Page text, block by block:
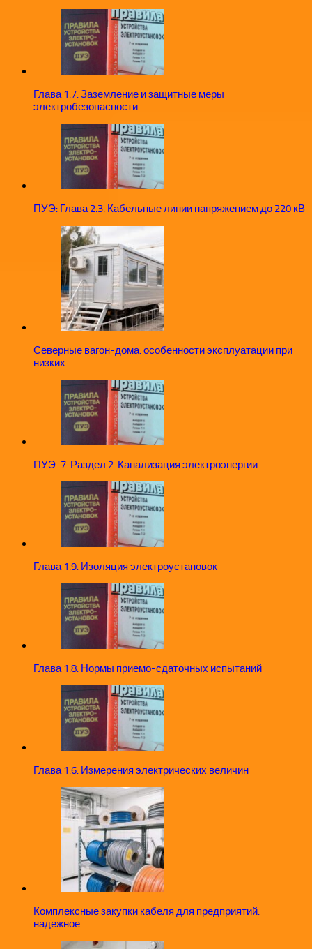
Глава 1.7. Заземление и защитные меры
электробезопасности
ПУЭ: Глава 2.3. Кабельные линии напряжением до 220 кВ
Северные вагон-дома: особенности эксплуатации при
низких…
ПУЭ-7. Раздел 2. Канализация электроэнергии
Глава 1.9. Изоляция электроустановок
Глава 1.8. Нормы приемо-сдаточных испытаний
Глава 1.6. Измерения электрических величин
Комплексные закупки кабеля для предприятий:
надежное…